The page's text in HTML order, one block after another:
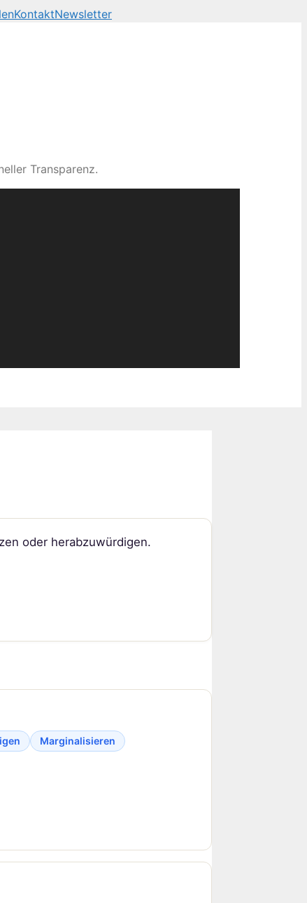
KontaktNewsletter
Transparenz.
oder herabzuwürdigen.
Marginalisieren